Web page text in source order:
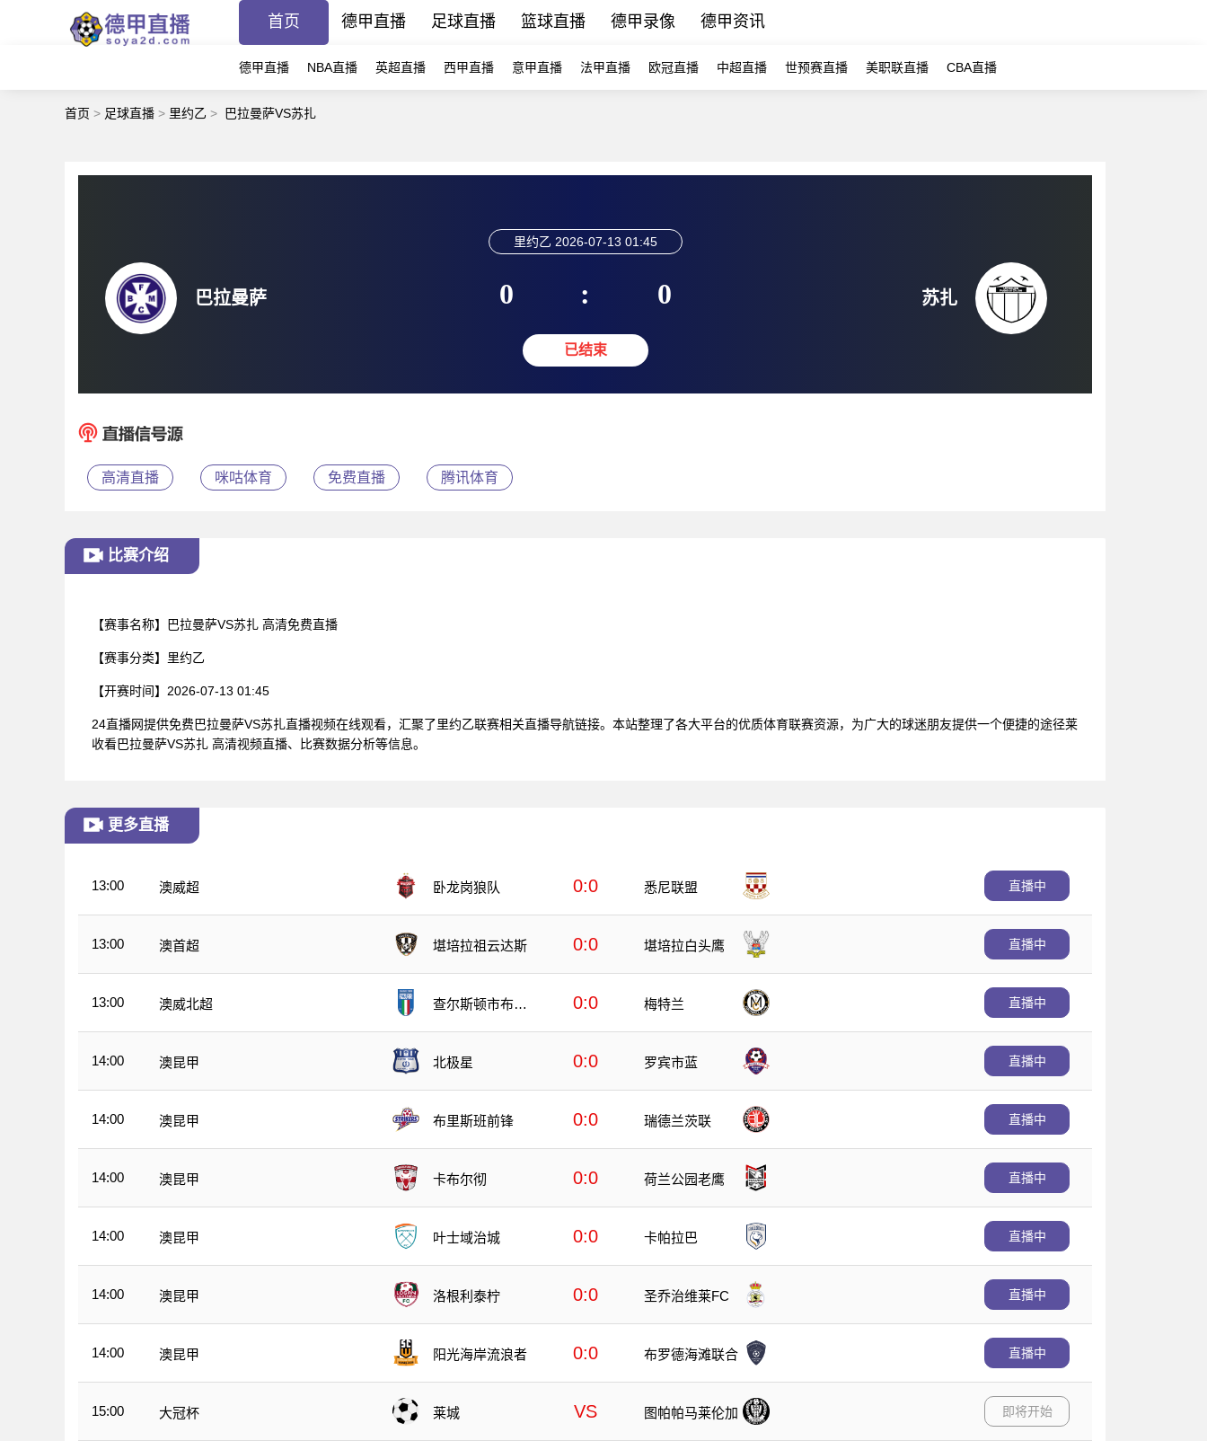
首页 德甲直播 足球直播 篮球直播 德甲录像 德甲资讯
德甲直播 NBA直播 英超直播 西甲直播 意甲直播 法甲直播 欧冠直播 中超直播 世预赛直播 美职联直播 CBA直播
首页 > 足球直播 > 里约乙 > 巴拉曼萨VS苏扎
巴拉曼萨
里约乙 2026-07-13 01:45
0 : 0
已结束
苏扎
高清直播 咪咕体育 免费直播 腾讯体育
比赛介绍
【赛事名称】 巴拉曼萨VS苏扎 高清免费直播
【赛事分类】 里约乙
【开赛时间】 2026-07-13 01:45
24直播网提供免费巴拉曼萨VS苏扎直播视频在线观看，汇聚了里约乙联赛相关直播导航链接。本站整理了各大平台的优质体育联赛资源，为广大的球迷朋友提供一个便捷的途径莱
收看巴拉曼萨VS苏扎 高清视频直播、比赛数据分析等信息。
更多直播
13:00 澳威超 卧龙岗狼队 0:0 悉尼联盟 直播中
13:00 澳首超 堪培拉祖云达斯 0:0 堪培拉白头鹰 直播中
13:00 澳威北超
查尔斯顿市布鲁
0:0 梅特兰 直播中
14:00 澳昆甲 北极星 0:0 罗宾市蓝 直播中
14:00 澳昆甲 布里斯班前锋 0:0 瑞德兰茨联 直播中
14:00 澳昆甲 卡布尔彻 0:0 荷兰公园老鹰 直播中
14:00 澳昆甲 叶士域治城 0:0 卡帕拉巴 直播中
14:00 澳昆甲 洛根利泰柠 0:0 圣乔治维莱FC 直播中
14:00 澳昆甲 阳光海岸流浪者 0:0 布罗德海滩联合 直播中
15:00 大冠杯 莱城 VS 图帕帕马莱伦加 即将开始